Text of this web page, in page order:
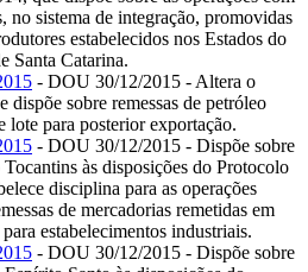
no sistema de integração, promovidas
estabelecidos nos Estados do
Santa Catarina.
- DOU 30/12/2015 - Altera o
dispõe sobre remessas de petróleo
lote para posterior exportação.
- DOU 30/12/2015 - Dispõe sobre
às disposições do Protocolo
disciplina para as operações
de mercadorias remetidas em
estabelecimentos industriais.
- DOU 30/12/2015 - Dispõe sobre